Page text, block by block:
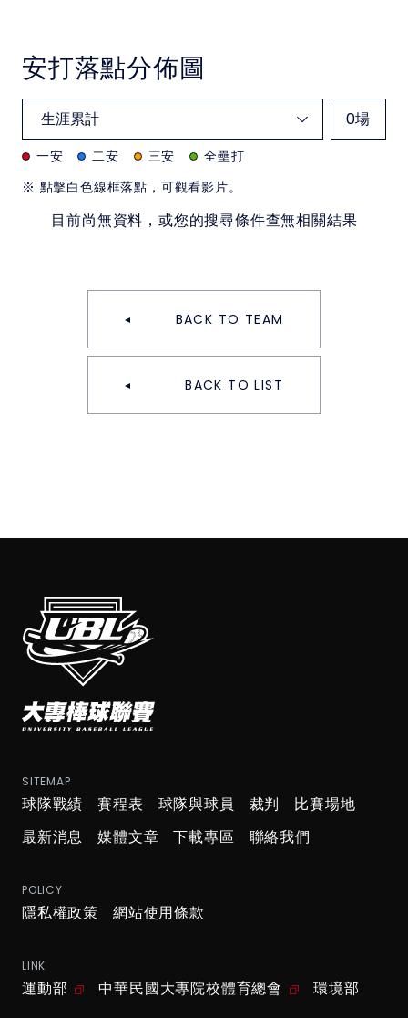
安打落點分佈圖
0場
一安 二安 三安
全壘打
※ 點擊白色線框落點，可觀看影片。
目前尚無資料，或您的搜尋條件查無相關結果
BACK TO TEAM
BACK TO LIST
SITEMAP
球隊戰績 賽程表 球隊與球員 裁判
比賽場地
最新消息
媒體文章 下載專區 聯絡我們
POLICY
隱私權政策 網站使用條款
LINK
運動部 中華民國大專院校體育總會 環境部